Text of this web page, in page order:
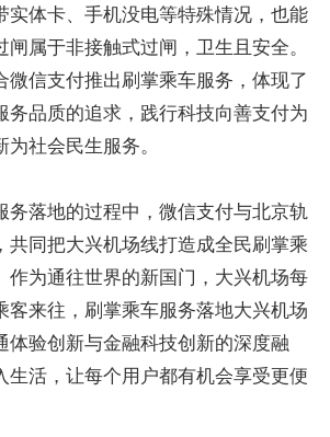
实体卡、手机没电等特殊情况，也能
属于非接触式过闸，卫生且安全。
微信支付推出刷掌乘车服务，体现了
务品质的追求，践行科技向善支付为
社会民生服务。
务落地的过程中，微信支付与北京轨
共同把大兴机场线打造成全民刷掌乘
作为通往世界的新国门，大兴机场每
客来往，刷掌乘车服务落地大兴机场
体验创新与金融科技创新的深度融
生活，让每个用户都有机会享受更便